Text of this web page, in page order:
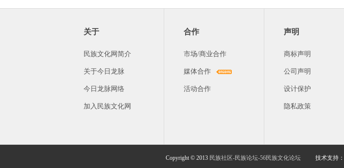
关于
民族文化网简介
关于今日龙脉
今日龙脉网络
加入民族文化网
合作
市场/商业合作
媒体合作
活动合作
声明
商标声明
公司声明
设计保护
隐私政策
Copyright © 2013 民族社区-民族论坛-56民族文化论坛 技术支持：